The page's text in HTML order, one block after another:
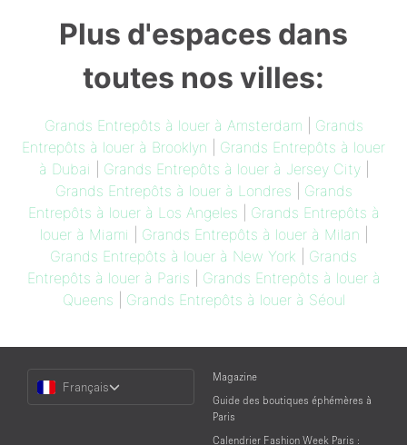
Plus d'espaces dans
toutes nos villes:
Grands Entrepôts à louer à Amsterdam
Grands
Entrepôts à louer à Brooklyn
Grands Entrepôts à louer
à Dubai
Grands Entrepôts à louer à Jersey City|
Grands Entrepôts à louer à Londres
Grands
Entrepôts à louer à Los Angeles
Grands Entrepôts à
louer à Miami
Grands Entrepôts à louer à Milan
Grands Entrepôts à louer à New York
Grands
Entrepôts à louer à Paris
Grands Entrepôts à louer à
Queens
Grands Entrepôts à louer à Séoul
Language
Français
Magazine
Guide des boutiques éphémères à
Paris
Calendrier Fashion Week Paris :